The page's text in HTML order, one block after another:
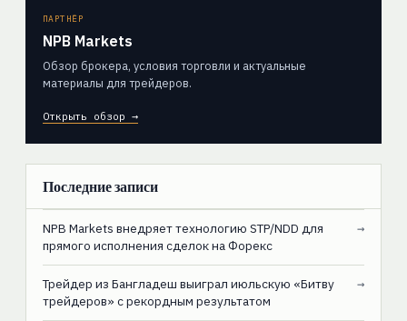
ПАРТНЁР
NPB Markets
Обзор брокера, условия торговли и актуальные
материалы для трейдеров.
Открыть обзор →
Последние записи
NPB Markets внедряет технологию STP/NDD для
прямого исполнения сделок на Форекс
→
Трейдер из Бангладеш выиграл июльскую «Битву
трейдеров» с рекордным результатом
→